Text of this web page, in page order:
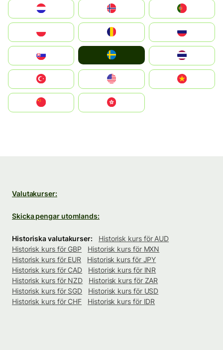
United States
中國香港特別行政區
Valutakurser:
Skicka pengar utomlands:
Historiska valutakurser:
Historisk kurs för AUD
Historisk kurs för GBP
Historisk kurs för MXN
Historisk kurs för EUR
Historisk kurs för JPY
Historisk kurs för CAD
Historisk kurs för INR
Historisk kurs för NZD
Historisk kurs för ZAR
Historisk kurs för SGD
Historisk kurs för USD
Historisk kurs för CHF
Historisk kurs för IDR